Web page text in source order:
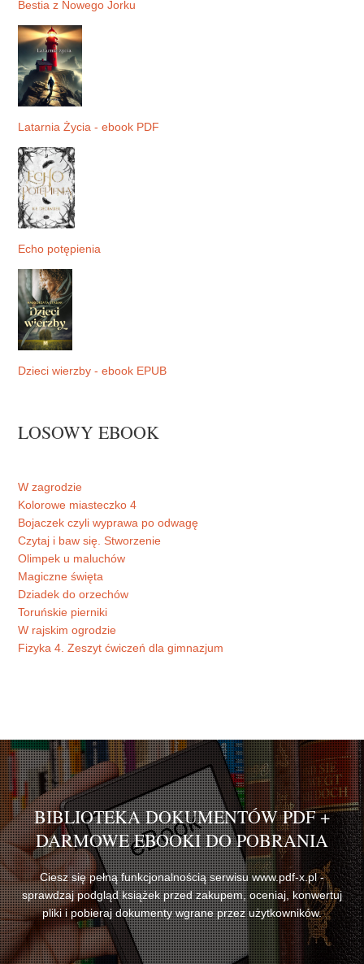
Bestia z Nowego Jorku
Latarnia Życia - ebook PDF
Echo potępienia
Dzieci wierzby - ebook EPUB
LOSOWY EBOOK
W zagrodzie
Kolorowe miasteczko 4
Bojaczek czyli wyprawa po odwagę
Czytaj i baw się. Stworzenie
Olimpek u maluchów
Magiczne święta
Dziadek do orzechów
Toruńskie pierniki
W rajskim ogrodzie
Fizyka 4. Zeszyt ćwiczeń dla gimnazjum
BIBLIOTEKA DOKUMENTÓW PDF +
DARMOWE EBOOKI DO POBRANIA
Ciesz się pełną funkcjonalnością serwisu www.pdf-x.pl -
sprawdzaj podgląd książek przed zakupem, oceniaj, konwertuj
pliki i pobieraj dokumenty wgrane przez użytkowników.